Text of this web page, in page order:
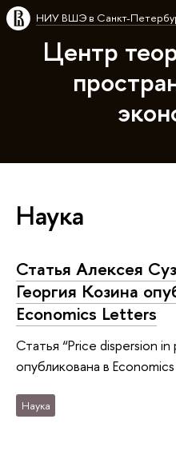
НИУ ВШЭ в Санкт-
Центр
Наука
Статья Алексея
Георгия Козина
Economics Letters
Статья “Price dispersion
опубликована в
Наука